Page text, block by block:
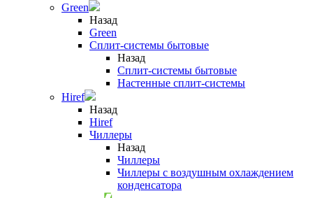
Green
Назад
Green
Сплит-системы бытовые
Назад
Сплит-системы бытовые
Настенные сплит-системы
Hiref
Назад
Hiref
Чиллеры
Назад
Чиллеры
Чиллеры с воздушным охлаждением
конденсатора